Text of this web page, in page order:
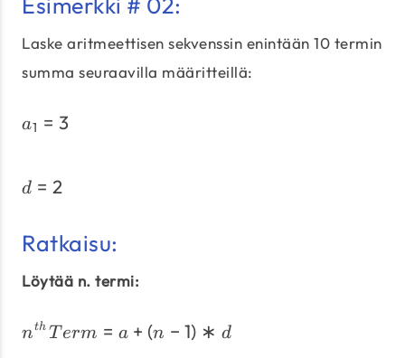
Laske aritmeettisen sekvenssin enintään 10 termin
summa seuraavilla määritteillä:
a1 = 3
d = 2
Ratkaisu:
Löytää n. termi:
n^{th} Term = a +
nth T erm = a + (n − 1) ∗ d